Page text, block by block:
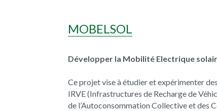
MOBELSOL
Développer la Mobilité Electrique
Ce projet vise à étudier et expérimenter
IRVE (Infrastructures de Recharge de
de l’Autoconsommation Collective et des